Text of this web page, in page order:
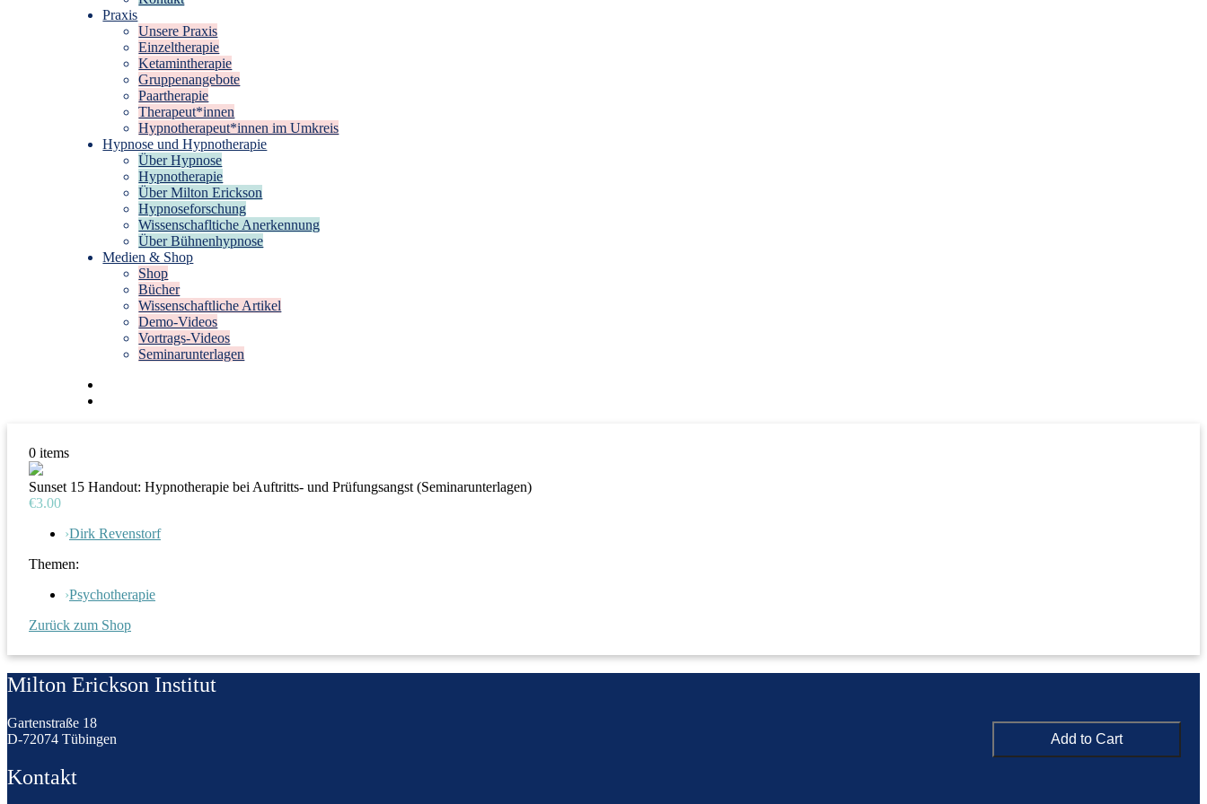
Praxis
Unsere Praxis
Einzeltherapie
Ketamintherapie
Gruppenangebote
Paartherapie
Therapeut*innen
Hypnotherapeut*innen im Umkreis
Hypnose und Hypnotherapie
Über Hypnose
Hypnotherapie
Über Milton Erickson
Hypnoseforschung
Wissenschafltiche Anerkennung
Über Bühnenhypnose
Medien & Shop
Shop
Bücher
Wissenschaftliche Artikel
Demo-Videos
Vortrags-Videos
Seminarunterlagen
0 items
Sunset 15 Handout: Hypnotherapie bei Auftritts- und Prüfungsangst (Seminarunterlagen)
€3.00
›Dirk Revenstorf
Themen:
›Psychotherapie
Zurück zum Shop
Milton Erickson Institut
Gartenstraße 18
D-72074 Tübingen
Kontakt